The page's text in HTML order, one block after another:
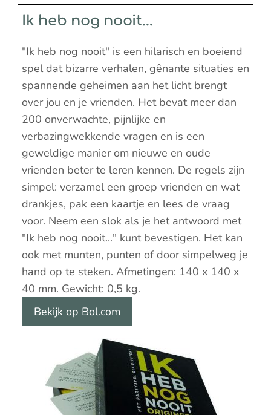
Ik heb nog nooit...
"Ik heb nog nooit" is een hilarisch en boeiend
spel dat bizarre verhalen, gênante situaties en
spannende geheimen aan het licht brengt
over jou en je vrienden. Het bevat meer dan
200 onverwachte, pijnlijke en
verbazingwekkende vragen en is een
geweldige manier om nieuwe en oude
vrienden beter te leren kennen. De regels zijn
simpel: verzamel een groep vrienden en wat
drankjes, pak een kaartje en lees de vraag
voor. Neem een slok als je het antwoord met
"Ik heb nog nooit..." kunt bevestigen. Het kan
ook met munten, punten of door simpelweg je
hand op te steken. Afmetingen: 140 x 140 x
40 mm. Gewicht: 0,5 kg.
Bekijk op Bol.com